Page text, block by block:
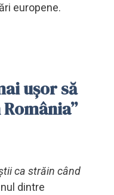
europene.
ușor să
ca străin când
dintre